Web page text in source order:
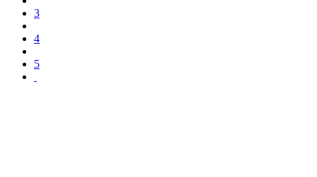
3
4
5